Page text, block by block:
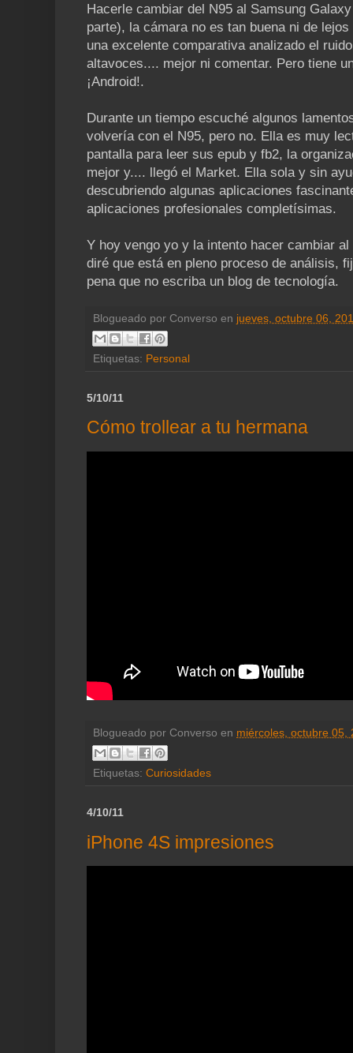
Hacerle cambiar del N95 al Samsung
parte), la cámara no es tan buena ni de
una excelente comparativa analizado el
altavoces.... mejor ni comentar. Pero tiene
¡Android!.
Durante un tiempo escuché algunos
volvería con el N95, pero no. Ella es muy
pantalla para leer sus epub y fb2, la
mejor y.... llegó el Market. Ella sola y sin
descubriendo algunas aplicaciones
aplicaciones profesionales completísimas.
Y hoy vengo yo y la intento hacer cambiar
diré que está en pleno proceso de análisis,
pena que no escriba un blog de tecnología.
Blogueado por Converso en jueves, octubre 06,
Etiquetas: Personal
5/10/11
Cómo trollear a tu hermana
Blogueado por Converso en miércoles, octubre 05,
Etiquetas: Curiosidades
4/10/11
iPhone 4S impresiones